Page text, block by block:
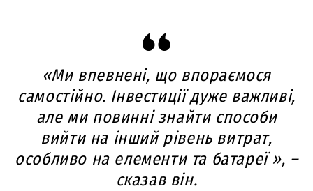
«Ми впевнені, що впораємося
самостійно. Інвестиції дуже важливі,
але ми повинні знайти способи
вийти на інший рівень витрат,
особливо на елементи та батареї », –
сказав він.